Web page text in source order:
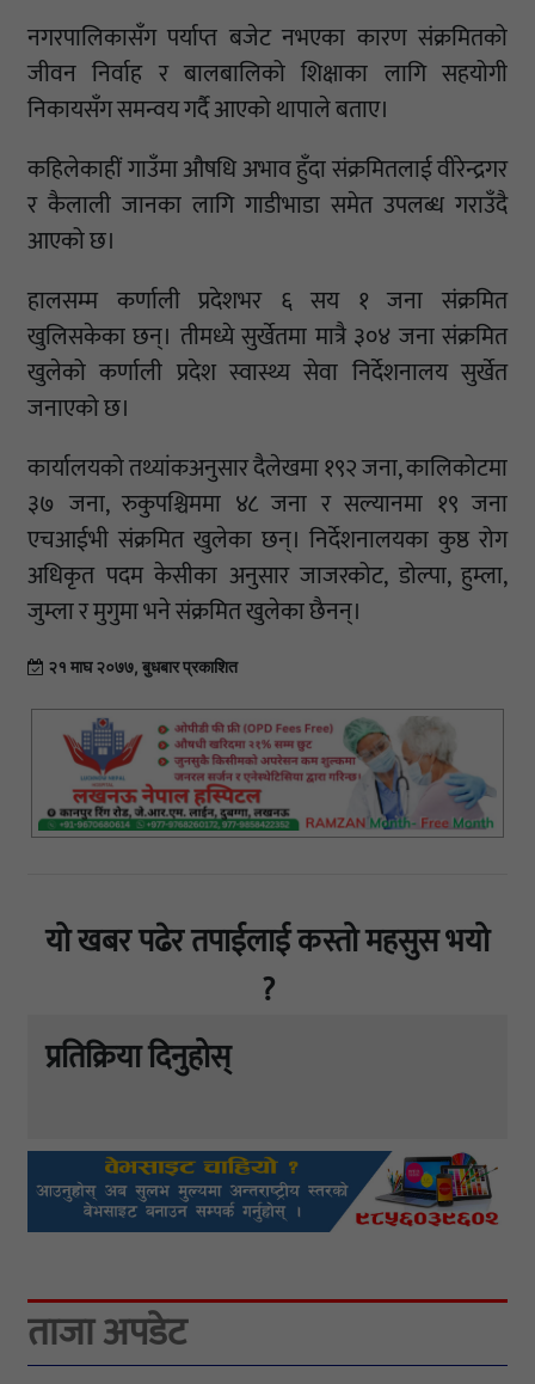
नगरपालिकासँग पर्याप्त बजेट नभएका कारण संक्रमितको
जीवन निर्वाह र बालबालिको शिक्षाका लागि सहयोगी
निकायसँग समन्वय गर्दै आएको थापाले बताए।
कहिलेकाहीं गाउँमा औषधि अभाव हुँदा संक्रमितलाई वीरेन्द्रगर
र कैलाली जानका लागि गाडीभाडा समेत उपलब्ध गराउँदै
आएको छ।
हालसम्म कर्णाली प्रदेशभर ६ सय १ जना संक्रमित
खुलिसकेका छन्। तीमध्ये सुर्खेतमा मात्रै ३०४ जना संक्रमित
खुलेको कर्णाली प्रदेश स्वास्थ्य सेवा निर्देशनालय सुर्खेत
जनाएको छ।
कार्यालयको तथ्यांकअनुसार दैलेखमा १९२ जना, कालिकोटमा
३७ जना, रुकुपश्चिममा ४८ जना र सल्यानमा १९ जना
एचआईभी संक्रमित खुलेका छन्। निर्देशनालयका कुष्ठ रोग
अधिकृत पदम केसीका अनुसार जाजरकोट, डोल्पा, हुम्ला,
जुम्ला र मुगुमा भने संक्रमित खुलेका छैनन्।
२१ माघ २०७७, बुधबार प्रकाशित
यो खबर पढेर तपाईलाई कस्तो महसुस भयो
?
प्रतिक्रिया दिनुहोस्
ताजा अपडेट